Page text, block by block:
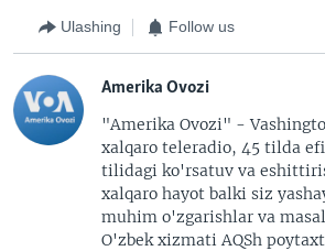
Ulashing Follow us
Amerika Ovozi
"Amerika Ovozi" -
xalqaro teleradio, 45 tilda
tilidagi ko'rsatuv va
xalqaro hayot balki siz
muhim o'zgarishlar va
O'zbek xizmati AQSh